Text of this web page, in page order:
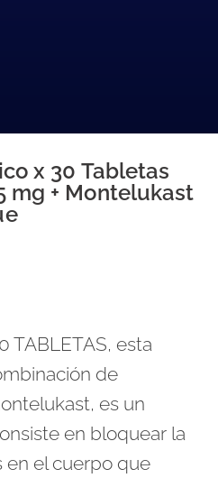
x 30 Tabletas
mg + Montelukast
TABLETAS, esta
de
es un
en bloquear la
en el cuerpo que